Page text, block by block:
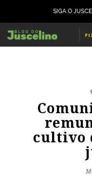
SIGA O
cultivo